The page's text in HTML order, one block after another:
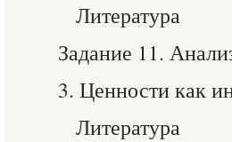
Литература
Задание 11.
3. Ценности как
Литература